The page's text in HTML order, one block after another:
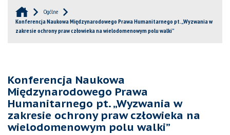
Ogólne
Konferencja Naukowa Międzynarodowego Prawa Humanitarnego pt. „Wyzwania w
zakresie ochrony praw człowieka na wielodomenowym polu walki”
Konferencja Naukowa
Międzynarodowego Prawa
Humanitarnego pt. „Wyzwania w
zakresie ochrony praw człowieka na
wielodomenowym polu walki”